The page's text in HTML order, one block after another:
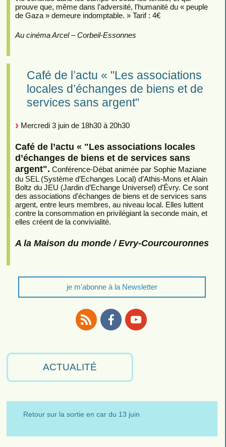
prouve que, même dans l’adversité, l’humanité du « peuple
de Gaza » demeure indomptable. » Tarif : 4€
Au cinéma Arcel – Corbeil-Essonnes
Café de l’actu « "Les associations
locales d’échanges de biens et de
services sans argent"
Mercredi 3 juin de 18h30 à 20h30
Café de l’actu « "Les associations locales
d’échanges de biens et de services sans
argent". Conférence-Débat animée par Sophie Maziane
du SEL (Système d’Echanges Local) d’Athis-Mons et Alain
Boltz du JEU (Jardin d’Echange Universel) d’Évry. Ce sont
des associations d’échanges de biens et de services sans
argent, entre leurs membres, au niveau local. Elles luttent
contre la consommation en privilégiant la seconde main, et
elles créent de la convivialité.
A la Maison du monde / Evry-Courcouronnes
je m'abonne à la Newsletter
ACTUALITÉ
Retour sur la sortie en car du 13 juin